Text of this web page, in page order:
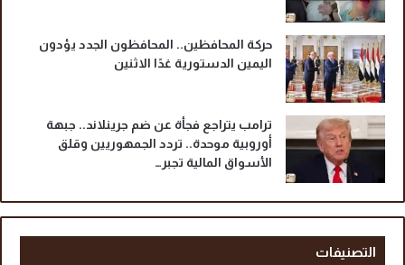
حركة المحافظين.. المحافظون الجدد يؤدون
اليمين الدستورية غدًا الاثنين
ترامب يتراجع فجأة عن ضم جرينلاند.. جبهة
أوروبية موحدة.. تردد الجمهوريين وقلق
الأسواق المالية تجبر…
التصنيفات